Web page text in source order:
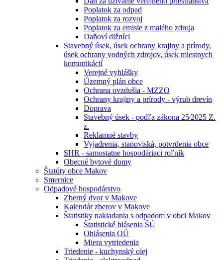
Poplatok za odpad
Poplatok za rozvoj
Poplatok za emisie z malého zdroja
Daňoví dlžníci
Stavebný úsek, úsek ochrany krajiny a prírody,
úsek ochrany vodných zdrojov, úsek miestnych
komunikácií
Verejné vyhlášky
Územný plán obce
Ochrana ovzdušia - MZZO
Ochrany krajiny a prírody - výrub drevín
Doprava
Stavebný úsek - podľa zákona 25⁄2025 Z.
z.
Reklamné stavby
Vyjadrenia, stanoviská, potvrdenia obce
SHR - samostatne hospodáriaci roľník
Obecné bytové domy
Štatúty obce Makov
Smernice
Odpadové hospodárstvo
Zberný dvor v Makove
Kalendár zberov v Makove
Štatistiky nakladania s odpadom v obci Makov
Štatistické hlásenia ŠÚ
Ohlásenia OÚ
Miera vytriedenia
Triedenie - kuchynský olej